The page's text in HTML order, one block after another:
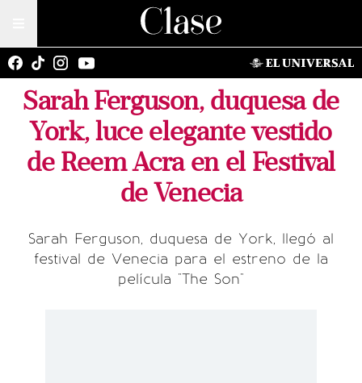
Sarah Ferguson, duquesa de
York, luce elegante vestido
de Reem Acra en el Festival
de Venecia
Sarah Ferguson, duquesa de York, llegó al
festival de Venecia para el estreno de la
película "The Son"